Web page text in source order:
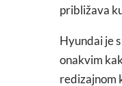
približava
Hyundai je
onakvim
redizajnom